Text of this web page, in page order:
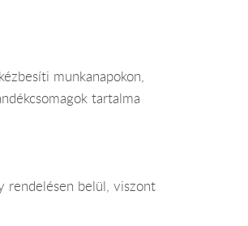
munkanapokon,
tartalma
rendelésen belül, viszont